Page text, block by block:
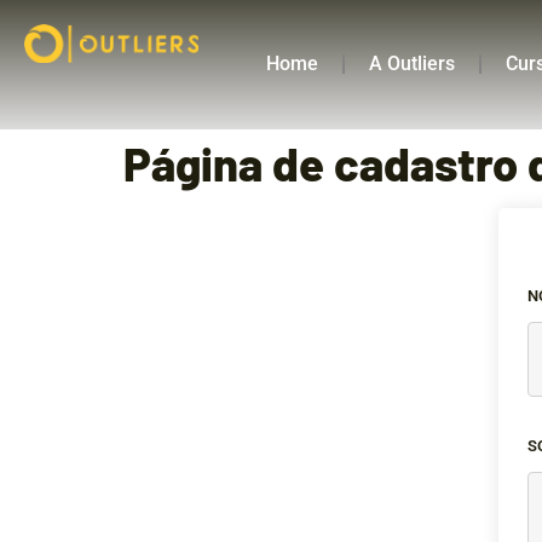
Home A Outliers
Página de